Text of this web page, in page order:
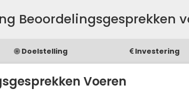
Beoordelingsgesprekken
Doelstelling Investering
Voeren